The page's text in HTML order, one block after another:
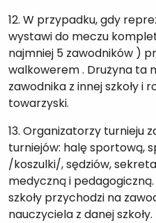
12. W przypadku, gdy
wystawi do meczu
najmniej 5 zawodników )
walkowerem . Drużyna ta
zawodnika z innej szkoły i
towarzyski.
13. Organizatorzy turnieju
turniejów: halę sportową,
/koszulki/, sędziów,
medyczną i
szkoły przychodzi na
nauczyciela z danej szkoły.